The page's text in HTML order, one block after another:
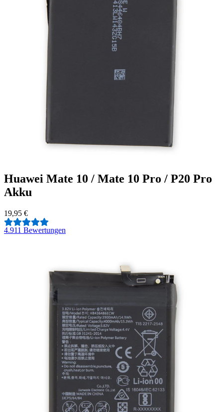
Huawei Mate 10 / Mate 10 Pro / P20 Pro
Akku
19,95 €
4.911 Bewertungen